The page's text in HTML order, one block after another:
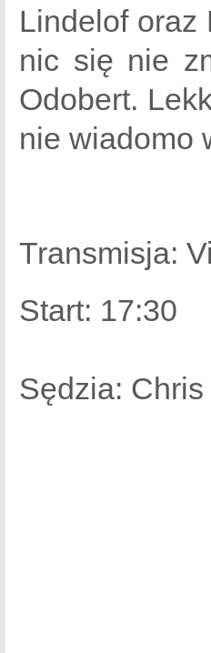
Lindelof oraz
nic się nie
Odobert.
nie wiadomo
Transmisja:
Start: 17:30
Sędzia: